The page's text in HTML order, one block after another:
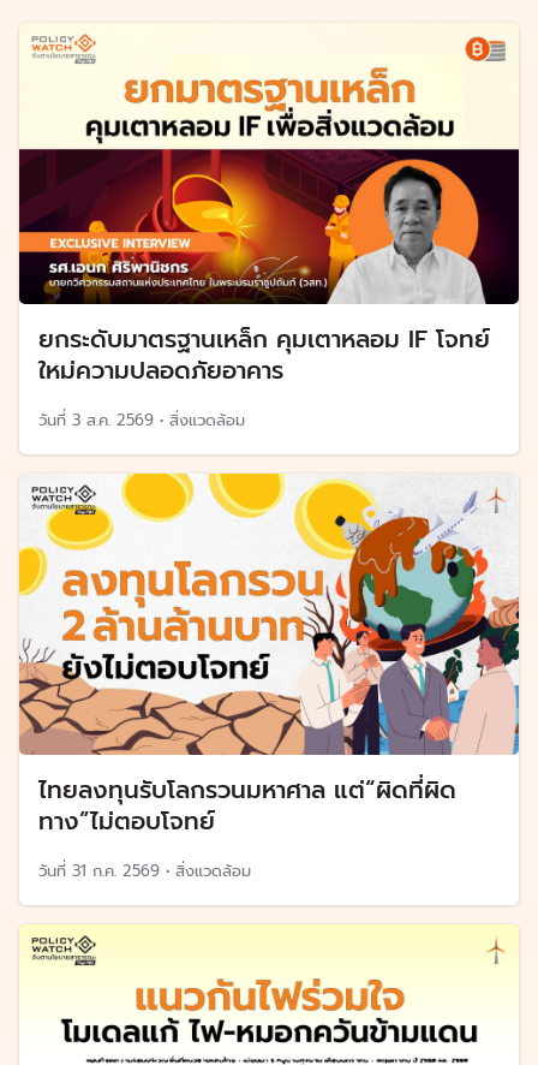
ยกระดับมาตรฐานเหล็ก คุมเตาหลอม IF โจทย์
ใหม่ความปลอดภัยอาคาร
วันที่ 3 ส.ค. 2569 • สิ่งแวดล้อม
ไทยลงทุนรับโลกรวนมหาศาล แต่“ผิดที่ผิด
ทาง”ไม่ตอบโจทย์
วันที่ 31 ก.ค. 2569 • สิ่งแวดล้อม